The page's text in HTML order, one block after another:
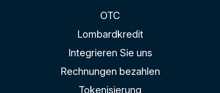
OTC
Lombardkredit
Integrieren Sie uns
Rechnungen bezahlen
Tokenisierung